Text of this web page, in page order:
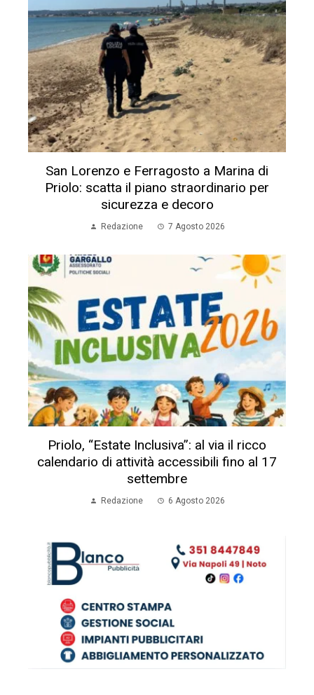
San Lorenzo e Ferragosto a Marina di
Priolo: scatta il piano straordinario per
sicurezza e decoro
Redazione 7 Agosto 2026
Priolo, “Estate Inclusiva”: al via il ricco
calendario di attività accessibili fino al 17
settembre
Redazione 6 Agosto 2026